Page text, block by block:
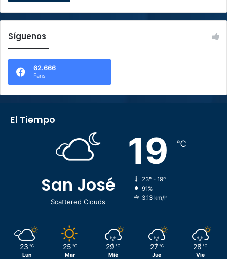
Síguenos
62.666
Fans
El Tiempo
San José
Scattered Clouds
19 ℃
23º - 19º
91%
3.13 km/h
23 ℃
Lun
25 ℃
Mar
29 ℃
Mié
27 ℃
Jue
28 ℃
Vie